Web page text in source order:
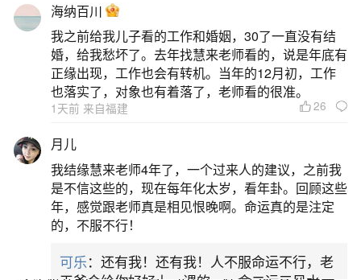
朗；“映冬”“怀曦”取自冬日晨光意象，呼应阳气初
升；“知暖”“冬宜”则现代清新，传递温柔力量与节气
专属感。传统用字偏爱
二、冬至出生的女孩起什么名字好冬至生人命
带正财事业旺
【沫彤】“沫”字取自成语“相濡以沫”，比喻同处
困境，相互救助，用在名字里形容孩子乐于助人、
心地纯良；“彤”意为红色，用作人名表现热情、乐
观、积极；两字搭配起名不仅优美动听，还寓指孩
海纳百川
我之前给我儿子看的工作和婚姻，30了一直没有结
婚，给我愁坏了。去年找慧来老师看的，说是年底有
正缘出现，工作也会有转机。当年的12月初，工作
也落实了，对象也有着落了，老师看的很准。
1天前 来自福建 26
月儿
我结缘慧来老师4年了，一个过来人的建议，之前我
是不信这些的，现在每年化太岁，看年卦。回顾这些
年，感觉跟老师真是相见恨晚啊。命运真的是注定
的，不服不行！
可乐：还有我！还有我！人不服命运不行，老